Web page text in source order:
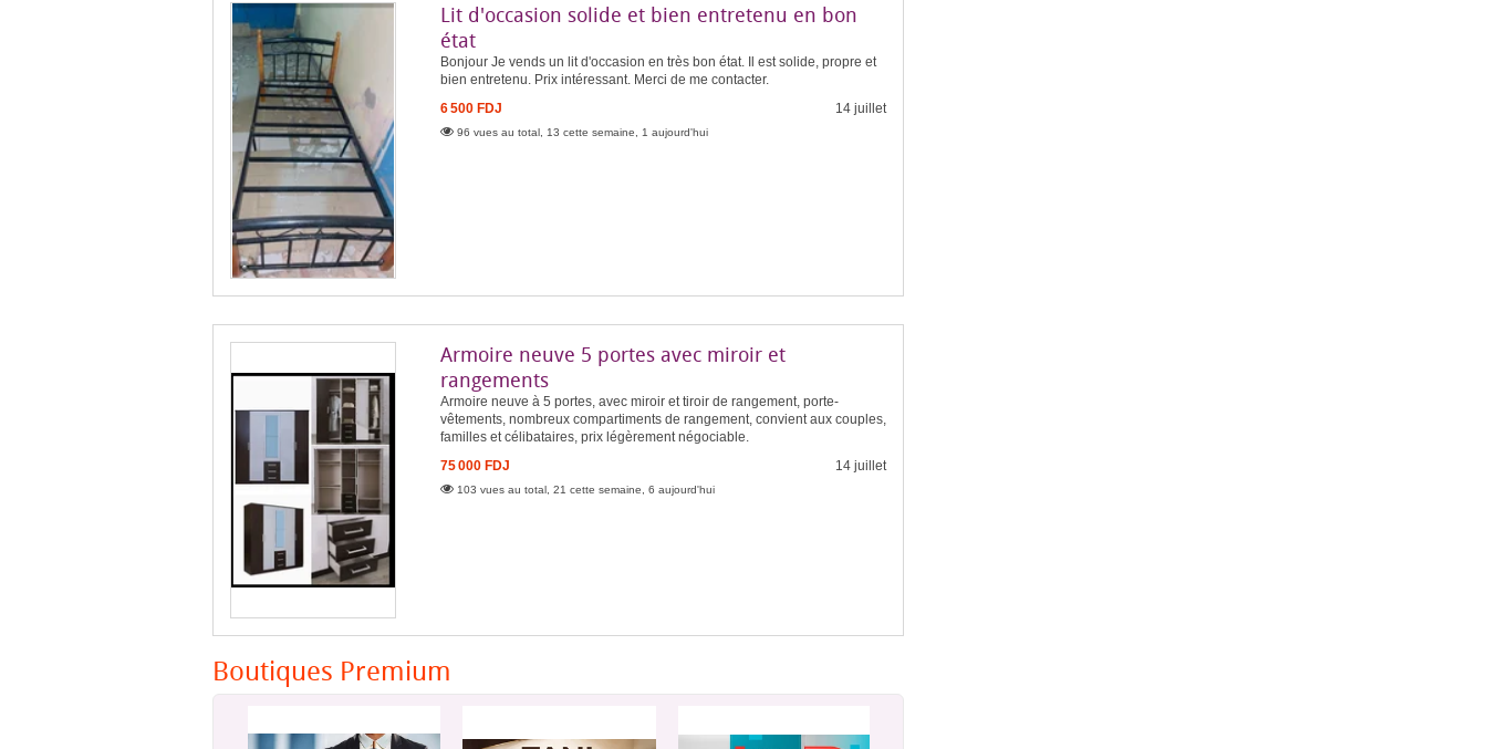
Lit d'occasion solide et bien entretenu en bon
état
Bonjour Je vends un lit d'occasion en très bon état. Il est solide, propre et
bien entretenu. Prix intéressant. Merci de me contacter.
6 500 FDJ
14 juillet
96 vues au total, 13 cette semaine, 1 aujourd'hui
Armoire neuve 5 portes avec miroir et
rangements
Armoire neuve à 5 portes, avec miroir et tiroir de rangement, porte-
vêtements, nombreux compartiments de rangement, convient aux couples,
familles et célibataires, prix légèrement négociable.
75 000 FDJ
14 juillet
103 vues au total, 21 cette semaine, 6 aujourd'hui
Boutiques Premium